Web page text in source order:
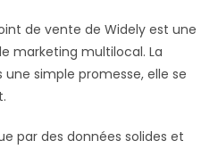
de vente de Widely est une
marketing multilocal. La
simple promesse, elle se
par des données solides et